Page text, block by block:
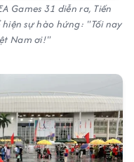
Games 31 diễn ra, Tiến
sự hào hứng: "Tối nay
Nam ơi!"